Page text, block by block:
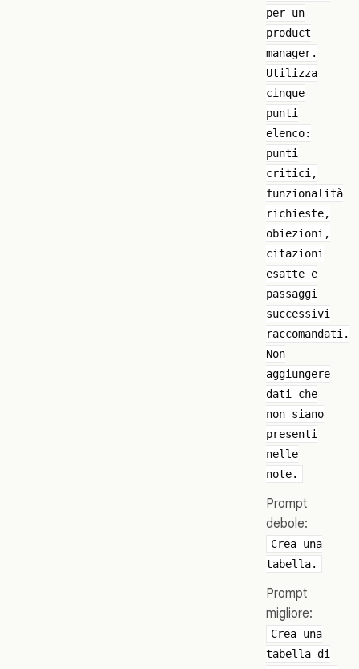
per un
product
manager.
Utilizza
cinque
punti
elenco:
punti
critici,
funzionalità
richieste,
obiezioni,
citazioni
esatte e
passaggi
successivi
raccomandati.
Non
aggiungere
dati che
non siano
presenti
nelle
note.
Prompt
debole:
Crea una
tabella.
Prompt
migliore:
Crea una
tabella di